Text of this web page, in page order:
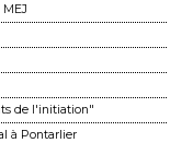
de l'initiation"
à Pontarlier